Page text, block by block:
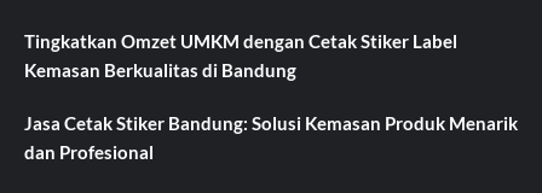
Tingkatkan Omzet UMKM dengan Cetak Stiker Label
Kemasan Berkualitas di Bandung
Jasa Cetak Stiker Bandung: Solusi Kemasan Produk Menarik
dan Profesional